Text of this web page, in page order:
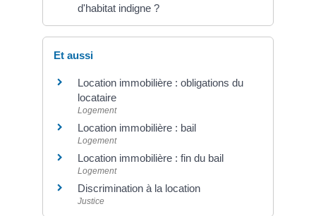
d'habitat indigne ?
Et aussi
Location immobilière : obligations du
locataire
Logement
Location immobilière : bail
Logement
Location immobilière : fin du bail
Logement
Discrimination à la location
Justice